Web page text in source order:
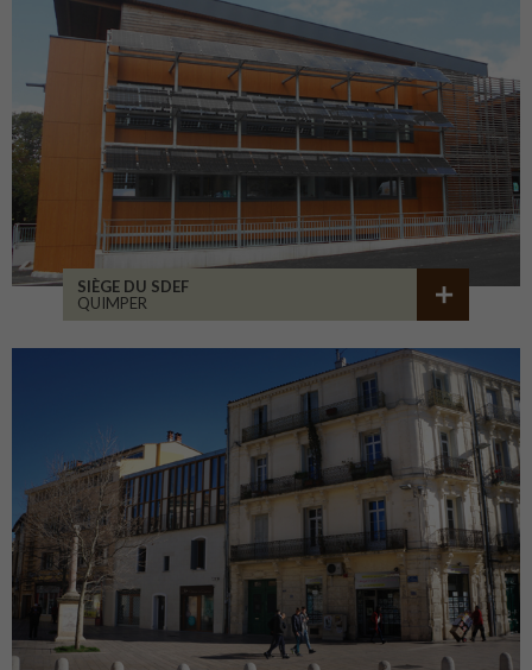
SIÈGE DU SDEF
QUIMPER